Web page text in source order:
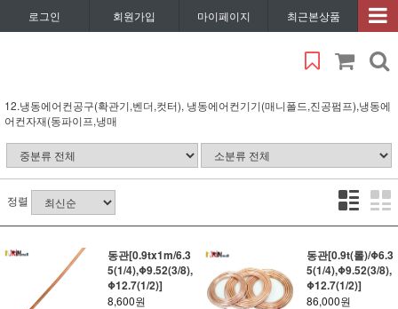
로그인 회원가입 마이페이지 최근본상품
12.냉동에어컨공구(확관기,벤더,컷터), 냉동에어컨기기(매니폴드,진공펌프),냉동에
어컨자재(동파이프,냉매
정렬
동관[0.9tx1m/6.3
5(1/4),Φ9.52(3/8),
Φ12.7(1/2)]
8,600원
동관[0.9t(롤)/Φ6.3
5(1/4),Φ9.52(3/8),
Φ12.7(1/2)]
86,000원